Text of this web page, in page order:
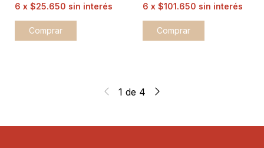
6 x $25.650 sin interés
Comprar
6 x $101.650 sin interés
1 de 4